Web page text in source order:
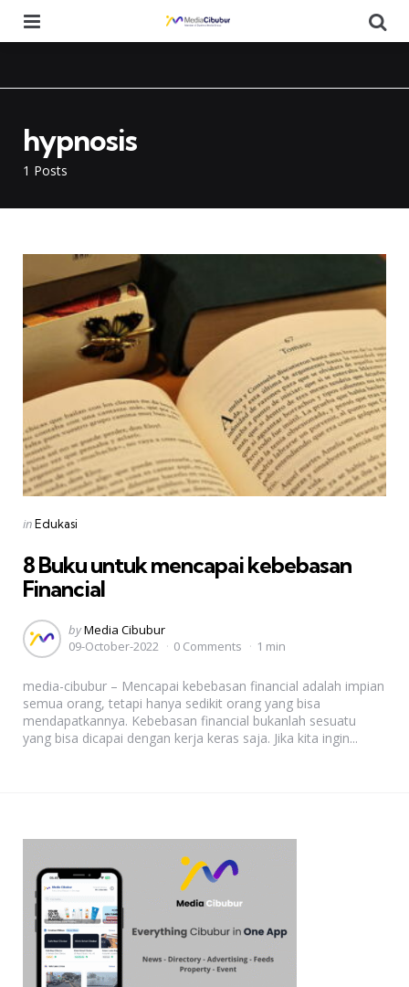
1 Posts
hypnosis
Categories
Posted
inEdukasi
8 Buku untuk mencapai kebebasan
Financial
Posted
by
byMedia Cibubur
09-October-2022
0 Comments 1 min
media-cibubur – Mencapai kebebasan financial adalah impian
semua orang, tetapi hanya sedikit orang yang bisa
mendapatkannya. Kebebasan financial bukanlah sesuatu
yang bisa dicapai dengan kerja keras saja. Jika kita ingin...